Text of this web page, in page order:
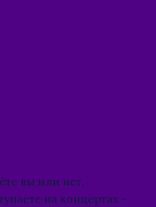
вы или нет,
на концертах –